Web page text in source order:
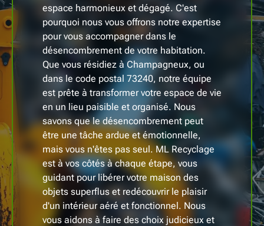
espace harmonieux et dégagé. C'est
pourquoi nous vous offrons notre expertise
pour vous accompagner dans le
désencombrement de votre habitation.
Que vous résidiez à Champagneux, ou
dans le code postal 73240, notre équipe
est prête à transformer votre espace de vie
en un lieu paisible et organisé. Nous
savons que le désencombrement peut
être une tâche ardue et émotionnelle,
mais vous n'êtes pas seul. ML Recyclage
est à vos côtés à chaque étape, vous
guidant pour libérer votre maison des
objets superflus et redécouvrir le plaisir
d'un intérieur aéré et fonctionnel. Nous
vous aidons à faire des choix judicieux et